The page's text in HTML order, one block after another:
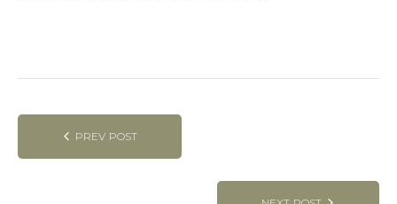
Post
navigation
PREV POST